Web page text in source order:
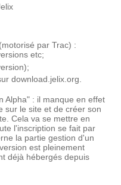
par Trac) :
etc;
download.jelix.org.
Alpha" : il manque en effet
sur le site et de créer son
Cela va se mettre en
l'inscription se fait par
la partie gestion d'un
est pleinement
déjà hébergés depuis